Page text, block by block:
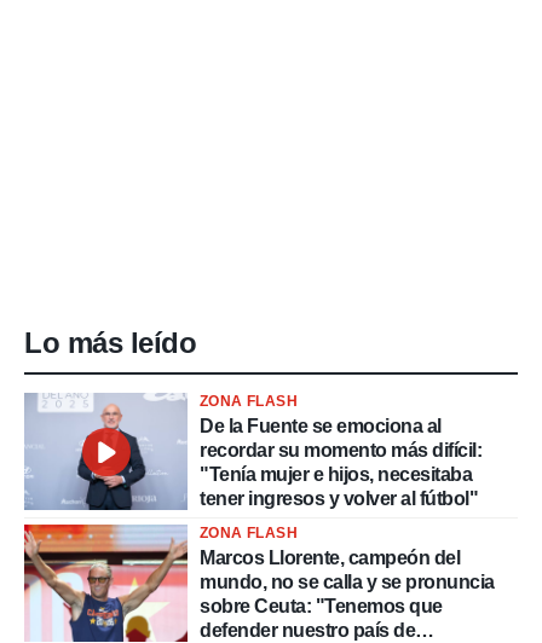
Lo más leído
ZONA FLASH
De la Fuente se emociona al
recordar su momento más difícil:
"Tenía mujer e hijos, necesitaba
tener ingresos y volver al fútbol"
ZONA FLASH
Marcos Llorente, campeón del
mundo, no se calla y se pronuncia
sobre Ceuta: "Tenemos que
defender nuestro país de